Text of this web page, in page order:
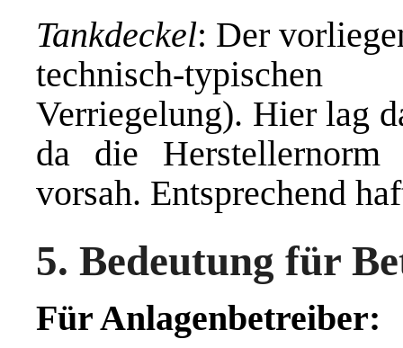
Tankdeckel: Der
technisch-
Verriegelung). Hier lag
da die Herstellernorm
vorsah. Entsprechend
5. Bedeutung für
Für Anlagenbetreiber: